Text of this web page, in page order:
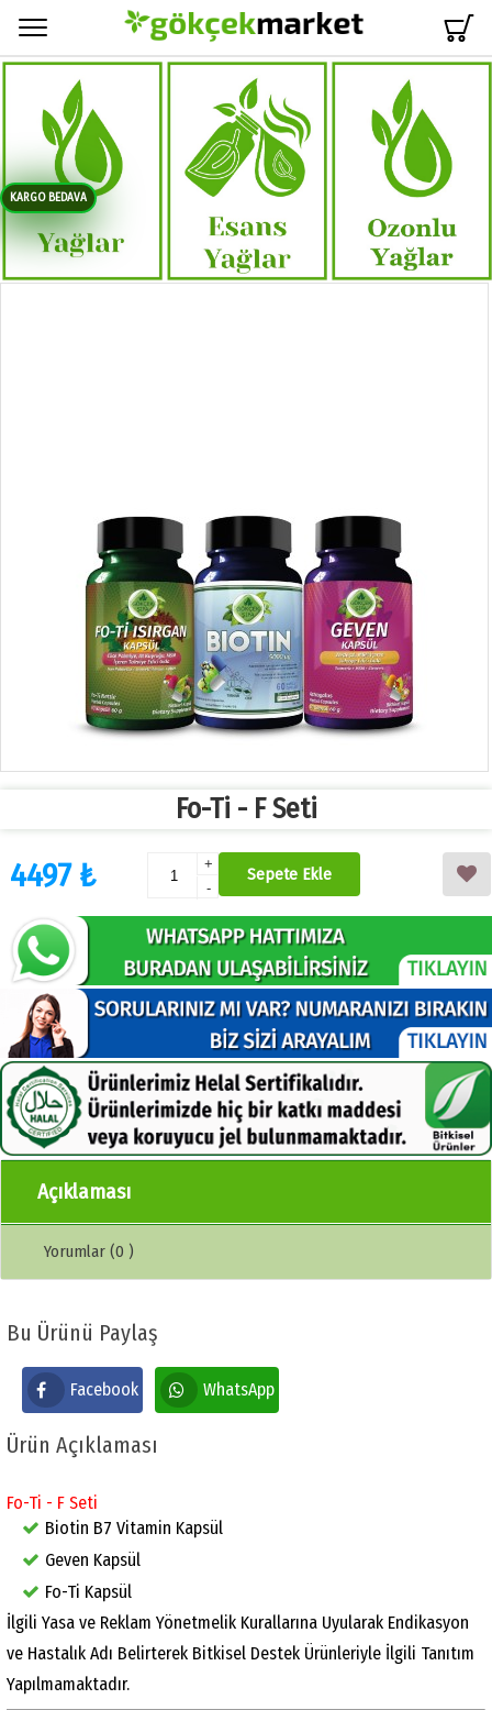
KARGO BEDAVA
Fo-Ti - F Seti
4497 ₺
+
-
Sepete Ekle
Açıklaması
Yorumlar (0 )
Bu Ürünü Paylaş
Facebook WhatsApp
Ürün Açıklaması
Fo-Ti - F Seti
Biotin B7 Vitamin Kapsül
Geven Kapsül
Fo-Ti Kapsül
İlgili Yasa ve Reklam Yönetmelik Kurallarına Uyularak Endikasyon
ve Hastalık Adı Belirterek Bitkisel Destek Ürünleriyle İlgili Tanıtım
Yapılmamaktadır.